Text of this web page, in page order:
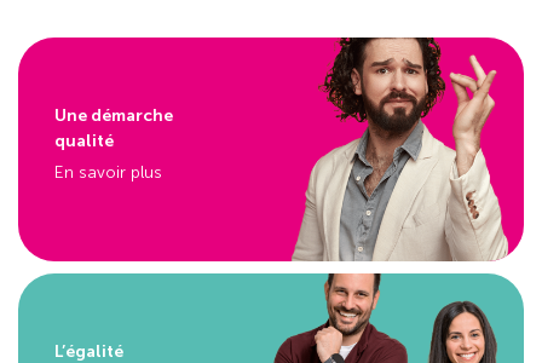
Une démarche
qualité
En savoir plus
L’égalité